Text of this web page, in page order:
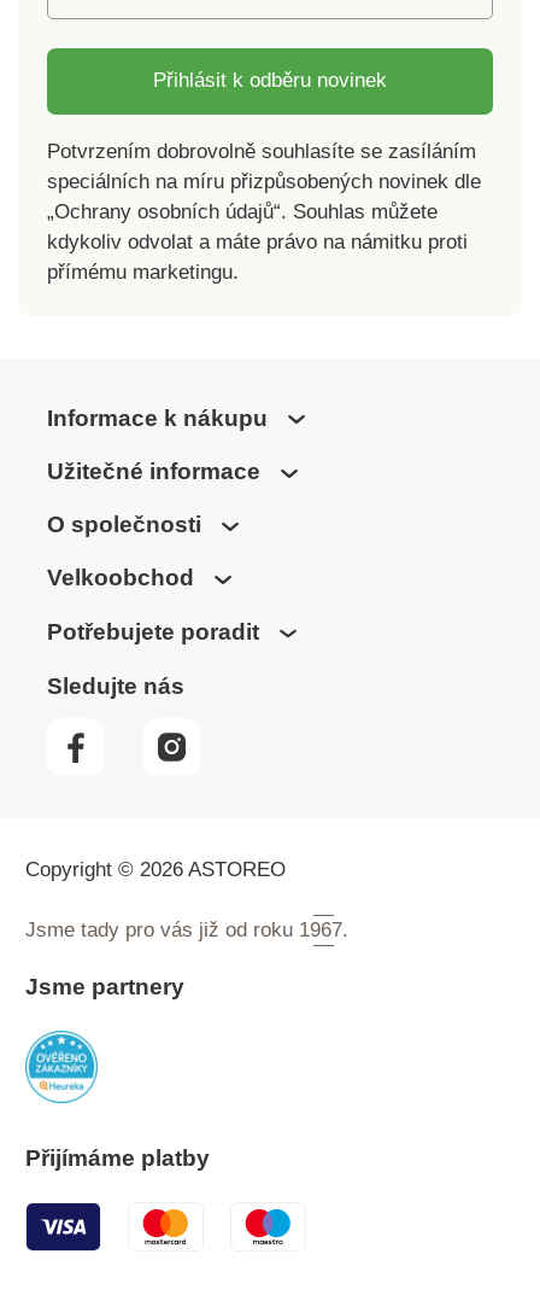
Přihlásit k odběru novinek
Potvrzením dobrovolně souhlasíte se zasíláním
speciálních na míru přizpůsobených novinek dle
„Ochrany osobních údajů“. Souhlas můžete
kdykoliv odvolat a máte právo na námitku proti
přímému marketingu.
Informace k nákupu
Užitečné informace
O společnosti
Velkoobchod
Potřebujete poradit
Sledujte nás
Copyright © 2026 ASTOREO
Jsme tady pro vás již od roku 1967.
Jsme partnery
Přijímáme platby